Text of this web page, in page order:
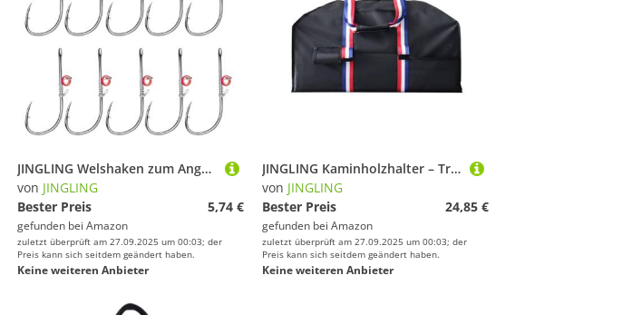
JINGLING Welshaken zum Angeln, Welshaken,Haken in Box | Angelhaken r lebender Köderhaken Angelhaken aus Karbonstahl für Forellen
von JINGLING
Bester Preis
5,74 €
gefunden bei Amazon
zuletzt überprüft am 27.09.2025 um 00:03; der
Preis kann sich seitdem geändert haben.
Keine weiteren Anbieter
JINGLING Kaminholzhalter – Transporttasche wasserdicht mit Gurt für Axt und Griffe – Aufbewahrungstasche aus Oxford-Stoff 600D für Kamin, Camping, Grill, Außenbereich
von JINGLING
Bester Preis
24,85 €
gefunden bei Amazon
zuletzt überprüft am 27.09.2025 um 00:03; der
Preis kann sich seitdem geändert haben.
Keine weiteren Anbieter